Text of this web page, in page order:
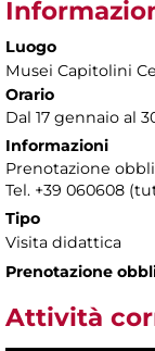
Luogo
Musei Capitolini
Orario
Dal 17 gennaio al
Informazioni
Prenotazione
Tel. +39 060608
Tipo
Visita didattica
Prenotazione
Attività